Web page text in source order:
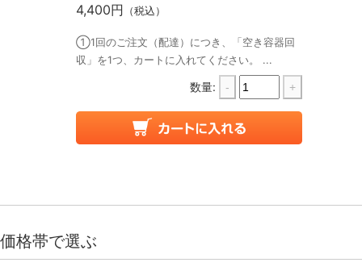
4,400円 （税込）
①1回のご注文（配達）につき、「空き容器回
収」を1つ、カートに入れてください。 ...
数量: - +
価格帯で選ぶ